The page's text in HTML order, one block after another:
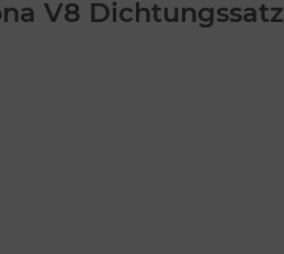
V8 Dichtungssatz